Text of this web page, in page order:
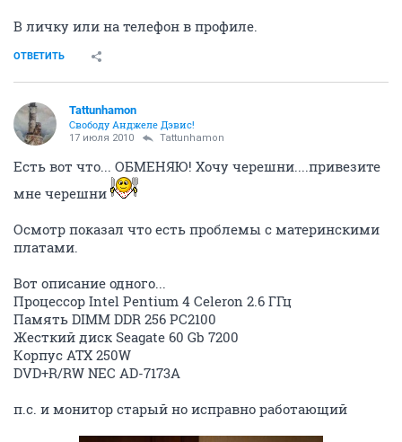
В личку или на телефон в профиле.
ОТВЕТИТЬ
Tattunhamon
Свободу Анджеле Дэвис!
17 июля 2010 Tattunhamon
Есть вот что... ОБМЕНЯЮ! Хочу черешни....привезите
мне черешни
Осмотр показал что есть проблемы с материнскими
платами.
Вот описание одного...
Процессор Intel Pentium 4 Celeron 2.6 ГГц
Память DIMM DDR 256 PC2100
Жесткий диск Seagate 60 Gb 7200
Корпус ATX 250W
DVD+R/RW NEC AD-7173A
п.с. и монитор старый но исправно работающий